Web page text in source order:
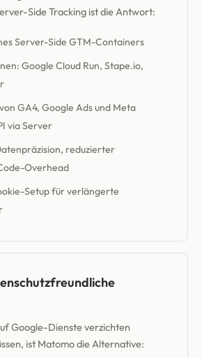
Side Tracking ist die Antwort:
Server-Side GTM-Containers
Google Cloud Run, Stape.io,
GA4, Google Ads und Meta
via Server
reduzierter
Overhead
Setup für verlängerte
Google-Dienste verzichten
ist Matomo die Alternative: